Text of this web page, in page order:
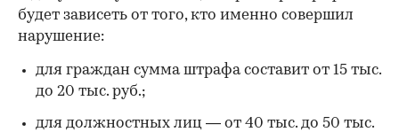
будет зависеть от того, кто именно совершил
нарушение:
для граждан сумма штрафа составит от 15 тыс.
до 20 тыс. руб.;
для должностных лиц — от 40 тыс. до 50 тыс.